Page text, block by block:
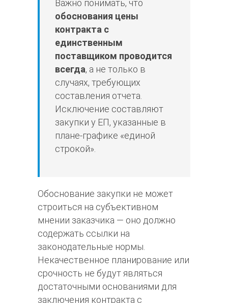
Важно понимать, что
обоснования цены
контракта с
единственным
поставщиком проводится
всегда, а не только в
случаях, требующих
составления отчета.
Исключение составляют
закупки у ЕП, указанные в
плане-графике «единой
строкой».
Обоснование закупки не может
строиться на субъективном
мнении заказчика — оно должно
содержать ссылки на
законодательные нормы.
Некачественное планирование или
срочность не будут являться
достаточными основаниями для
заключения контракта с